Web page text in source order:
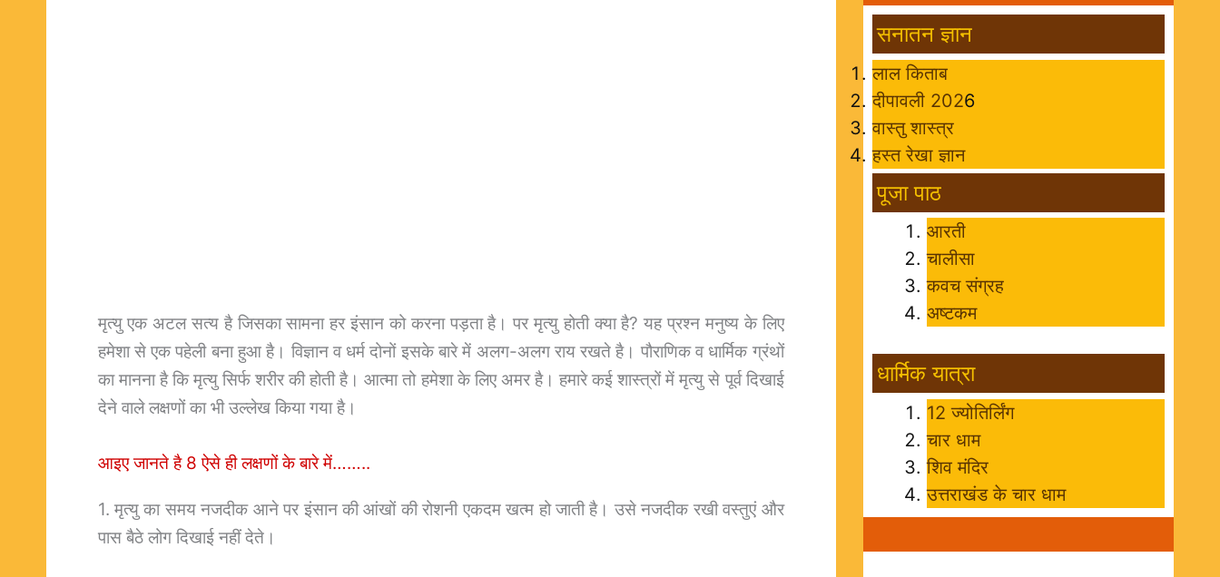
मृत्यु एक अटल सत्य है जिसका सामना हर इंसान को करना पड़ता है। पर मृत्यु होती क्या है? यह प्रश्न मनुष्य के लिए
हमेशा से एक पहेली बना हुआ है। विज्ञान व धर्म दोनों इसके बारे में अलग-अलग राय रखते है। पौराणिक व धार्मिक ग्रंथों
का मानना है कि मृत्यु सिर्फ शरीर की होती है। आत्मा तो हमेशा के लिए अमर है। हमारे कई शास्त्रों में मृत्यु से पूर्व दिखाई
देने वाले लक्षणों का भी उल्लेख किया गया है।
आइए जानते है 8 ऐसे ही लक्षणों के बारे में……..
1. मृत्यु का समय नजदीक आने पर इंसान की आंखों की रोशनी एकदम खत्म हो जाती है। उसे नजदीक रखी वस्तुएं और
पास बैठे लोग दिखाई नहीं देते।
सनातन ज्ञान
लाल किताब
दीपावली 2026
वास्तु शास्त्र
हस्त रेखा ज्ञान
पूजा पाठ
आरती
चालीसा
कवच संग्रह
अष्टकम
धार्मिक यात्रा
12 ज्योतिर्लिंग
चार धाम
शिव मंदिर
उत्तराखंड के चार धाम